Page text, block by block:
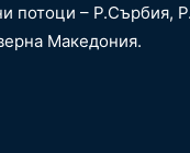
потоци – Р.Сърбия,
Македония.